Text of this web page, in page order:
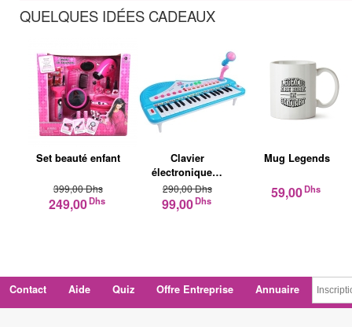
QUELQUES IDÉES CADEAUX
Set beauté enfant
399,00 Dhs
249,00Dhs
Clavier
électronique…
290,00 Dhs
99,00Dhs
Mug Legends
59,00Dhs
Contact Aide Quiz Offre Entreprise Annuaire